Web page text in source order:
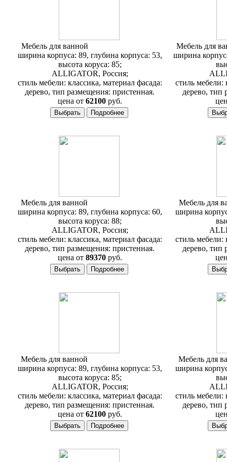
Мебель для ванной
ширина корпуса: 89, глубина корпуса: 53,
высота коруса: 85;
ALLIGATOR, Россия;
стиль мебели: классика, материал фасада:
дерево, тип размещения: пристенная.
цена от62100 руб.
Мебель для
ширина
стиль мебели:
дерево, тип
Мебель для ванной
ширина корпуса: 89, глубина корпуса: 60,
высота коруса: 88;
ALLIGATOR, Россия;
стиль мебели: классика, материал фасада:
дерево, тип размещения: пристенная.
цена от89370 руб.
Мебель для
ширина
стиль мебели:
дерево, тип
Мебель для ванной
ширина корпуса: 89, глубина корпуса: 53,
высота коруса: 85;
ALLIGATOR, Россия;
стиль мебели: классика, материал фасада:
дерево, тип размещения: пристенная.
цена от62100 руб.
Мебель для
ширина
стиль мебели:
дерево, тип